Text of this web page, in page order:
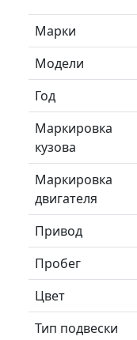
Марки
Модели
Год
Маркировка
кузова
Маркировка
двигателя
Привод
Пробег
Цвет
Тип подвески